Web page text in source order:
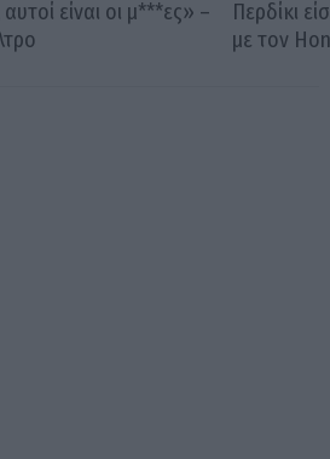
είναι οι μ***ες» –
Περδίκι
με τον